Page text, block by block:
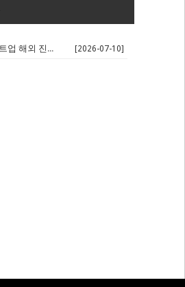
🌍 경기 AI 스타트업 해외 진출 판... [2026-07-10]